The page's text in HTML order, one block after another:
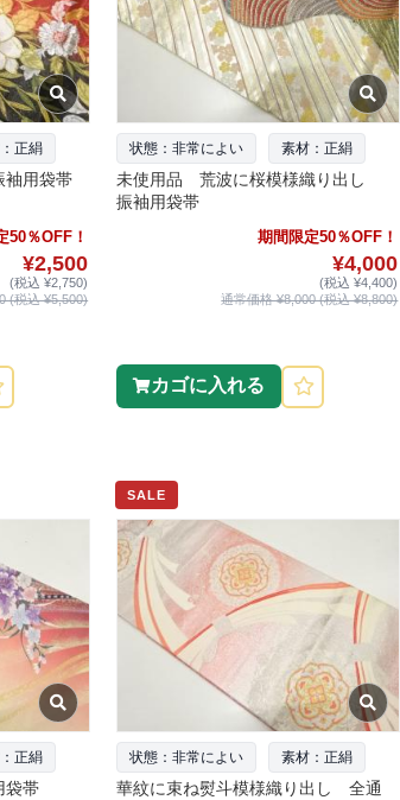
正絹
用袋帯
50％OFF！
¥2,500
(税込 ¥2,750)
(税込 ¥5,500)
状態：非常によい 素材：正絹
未使用品 荒波に桜模様織り出し
振袖用袋帯
期間限定50％OFF！
¥4,000
(税込 ¥4,400)
通常価格 ¥8,000 (税込 ¥8,800)
カゴに入れる
正絹
袋帯
SALE
状態：非常によい 素材：正絹
華紋に束ね熨斗模様織り出し 全通